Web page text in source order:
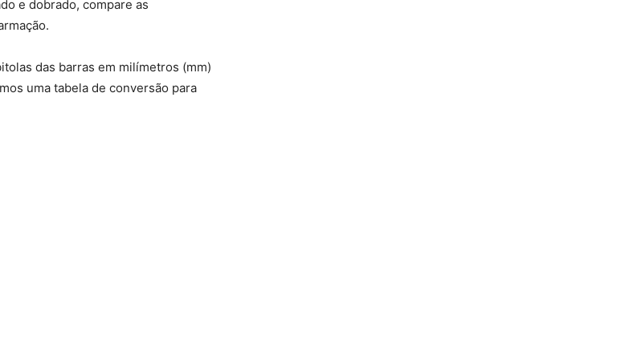
e dobrado, compare as
das barras em milímetros (mm)
uma tabela de conversão para